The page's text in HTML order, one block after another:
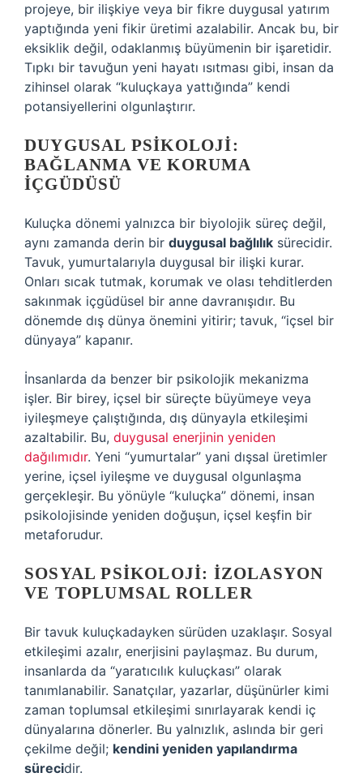
projeye, bir ilişkiye veya bir fikre duygusal yatırım
yaptığında yeni fikir üretimi azalabilir. Ancak bu, bir
eksiklik değil, odaklanmış büyümenin bir işaretidir.
Tıpkı bir tavuğun yeni hayatı ısıtması gibi, insan da
zihinsel olarak “kuluçkaya yattığında” kendi
potansiyellerini olgunlaştırır.
DUYGUSAL PSIKOLOJI:
BAĞLANMA VE KORUMA
İÇGÜDÜSÜ
Kuluçka dönemi yalnızca bir biyolojik süreç değil,
aynı zamanda derin bir duygusal bağlılık sürecidir.
Tavuk, yumurtalarıyla duygusal bir ilişki kurar.
Onları sıcak tutmak, korumak ve olası tehditlerden
sakınmak içgüdüsel bir anne davranışıdır. Bu
dönemde dış dünya önemini yitirir; tavuk, “içsel bir
dünyaya” kapanır.
İnsanlarda da benzer bir psikolojik mekanizma
işler. Bir birey, içsel bir süreçte büyümeye veya
iyileşmeye çalıştığında, dış dünyayla etkileşimi
azaltabilir. Bu, duygusal enerjinin yeniden
dağılımıdır. Yeni “yumurtalar” yani dışsal üretimler
yerine, içsel iyileşme ve duygusal olgunlaşma
gerçekleşir. Bu yönüyle “kuluçka” dönemi, insan
psikolojisinde yeniden doğuşun, içsel keşfin bir
metaforudur.
SOSYAL PSIKOLOJI: İZOLASYON
VE TOPLUMSAL ROLLER
Bir tavuk kuluçkadayken sürüden uzaklaşır. Sosyal
etkileşimi azalır, enerjisini paylaşmaz. Bu durum,
insanlarda da “yaratıcılık kuluçkası” olarak
tanımlanabilir. Sanatçılar, yazarlar, düşünürler kimi
zaman toplumsal etkileşimi sınırlayarak kendi iç
dünyalarına dönerler. Bu yalnızlık, aslında bir geri
çekilme değil; kendini yeniden yapılandırma
sürecidir.